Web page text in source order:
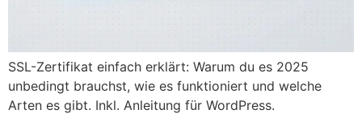
Jobs
Sponsoring
SSL-Zertifikat einfach erklärt: Warum du es 2025
unbedingt brauchst, wie es funktioniert und welche
Arten es gibt. Inkl. Anleitung für WordPress.